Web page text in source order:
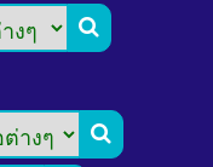

